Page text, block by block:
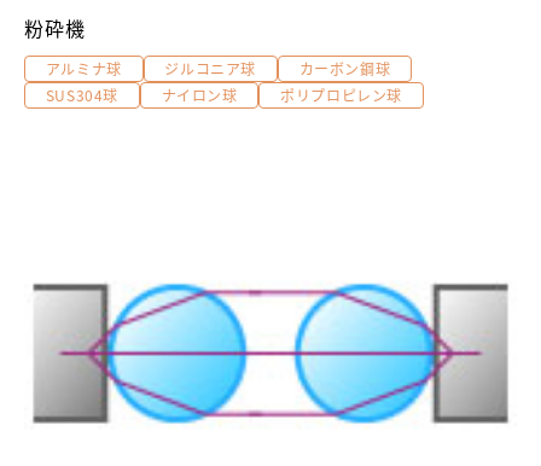
粉砕機
アルミナ球 ジルコニア球
カーボン鋼球
SUS304球
ナイロン球 ポリプロピレン球